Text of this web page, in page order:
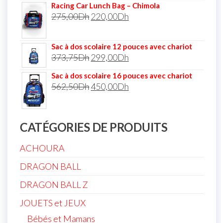
Racing Car Lunch Bag – Chimola
275,00Dh220,00Dh
Sac à dos scolaire 12 pouces avec chariot
373,75Dh299,00Dh
Sac à dos scolaire 16 pouces avec chariot
562,50Dh450,00Dh
CATÉGORIES DE PRODUITS
ACHOURA
DRAGON BALL
DRAGON BALL Z
JOUETS et JEUX
Bébés et Mamans